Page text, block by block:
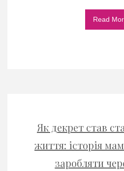
Read
Як декрет став
життя: історія
заробляти